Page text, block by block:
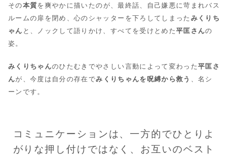
その本質を爽やかに描いたのが、最終話、自己嫌悪に苛まれバス
ルームの扉を閉め、心のシャッターを下ろしてしまったみくりち
ゃん と、ノックして語りかけ、すべてを受けとめた平匡さんの
姿。
みくりちゃんのひたむきでやさしい言動によって変わった平匡さ
んが、今度は自分の存在でみくりちゃんを呪縛から救う
、名シ
ーンです。
コミュニケーションは、一方的でひとりよ
がりな押し付けではなく、お互いのベスト